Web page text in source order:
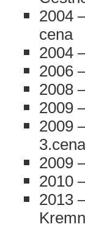
2004
cena
2004
2006
2008
2009
2009
2009
2010
2013